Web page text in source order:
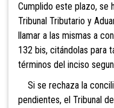
Cumplido este plazo, se
Tribunal Tributario y
llamar a las mismas a
132 bis, citándolas para
términos del inciso
Si se rechaza la
pendientes, el Tribunal